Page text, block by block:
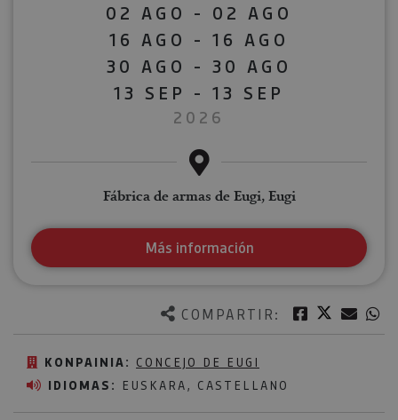
COMPARTIR: Facebook
Twitter
KONPAINIA: CONCEJO DE EUGI
IDIOMAS: EUSKARA, CASTELLANO
02 AGO - 02 AGO
16 AGO - 16 AGO
30 AGO - 30 AGO
13 SEP - 13 SEP
2026
Fábrica de armas de Eugi, Eugi
Más información